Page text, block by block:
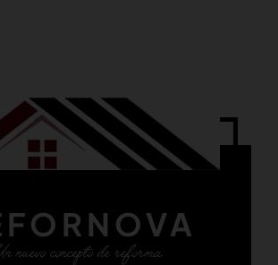
nuevo concepto de reforma